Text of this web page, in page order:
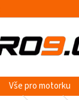
Vše pro motorku